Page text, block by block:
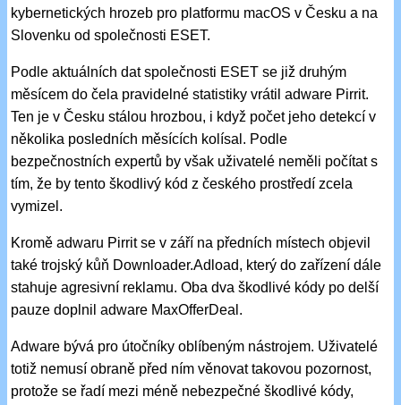
kybernetických hrozeb pro platformu macOS v Česku a na
Slovenku od společnosti ESET.
Podle aktuálních dat společnosti ESET se již druhým
měsícem do čela pravidelné statistiky vrátil adware Pirrit.
Ten je v Česku stálou hrozbou, i když počet jeho detekcí v
několika posledních měsících kolísal. Podle
bezpečnostních expertů by však uživatelé neměli počítat s
tím, že by tento škodlivý kód z českého prostředí zcela
vymizel.
Kromě adwaru Pirrit se v září na předních místech objevil
také trojský kůň Downloader.Adload, který do zařízení dále
stahuje agresivní reklamu. Oba dva škodlivé kódy po delší
pauze doplnil adware MaxOfferDeal.
Adware bývá pro útočníky oblíbeným nástrojem. Uživatelé
totiž nemusí obraně před ním věnovat takovou pozornost,
protože se řadí mezi méně nebezpečné škodlivé kódy,